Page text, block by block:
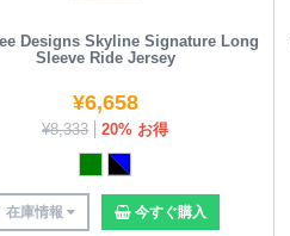
Designs Skyline Signature Long
Sleeve Ride Jersey
¥6,658
¥8,333 20% お得
在庫情報 今すぐ購入